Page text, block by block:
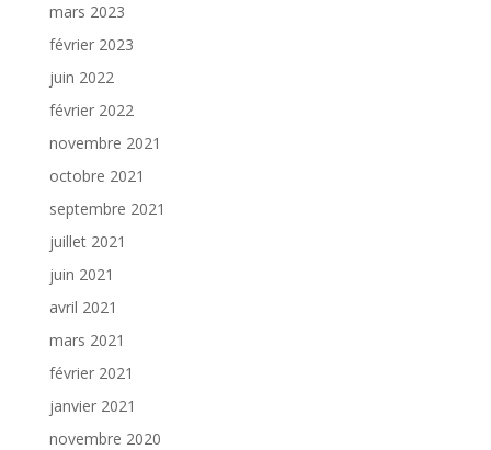
mars 2023
février 2023
juin 2022
février 2022
novembre 2021
octobre 2021
septembre 2021
juillet 2021
juin 2021
avril 2021
mars 2021
février 2021
janvier 2021
novembre 2020